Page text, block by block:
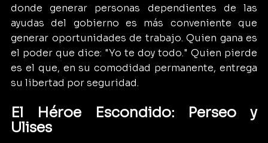
donde generar personas dependientes de las
ayudas del gobierno es más conveniente que
generar oportunidades de trabajo. Quien gana es
el poder que dice: "Yo te doy todo." Quien pierde
es el que, en su comodidad permanente, entrega
su libertad por seguridad.
El Héroe Escondido: Perseo y
Ulises